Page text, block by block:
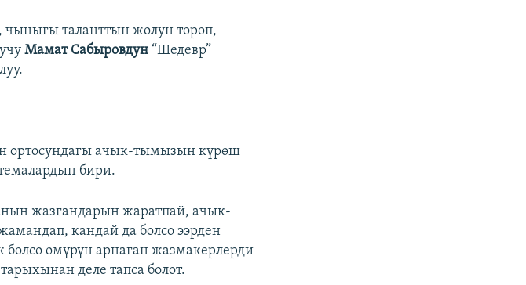
чыныгы таланттын жолун тороп,
Мамат Сабыровдун “Шедевр”
ортосундагы ачык-тымызын күрөш
бири.
жазгандарын жаратпай, ачык-
кандай да болсо ээрден
болсо өмүрүн арнаган жазмакерлерди
деле тапса болот.